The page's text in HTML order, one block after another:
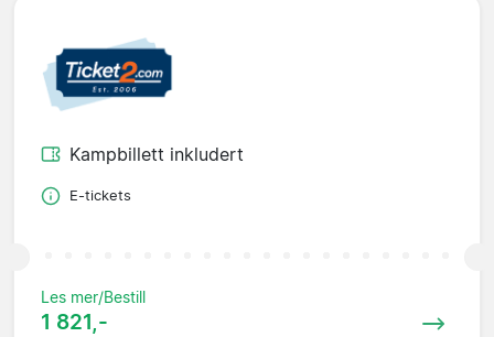
Kampbillett inkludert
E-tickets
Les mer/Bestill
1 821,-